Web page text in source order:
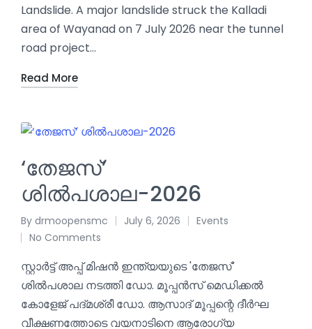
Landslide. A major landslide struck the Kalladi
area of Wayanad on 7 July 2026 near the tunnel
road project…
Read More
‘തേജസ്’
ശിൽപശാല-2026
By drmoopensmc July 6, 2026
Events
No Comments
സ്റ്റാർട്ട്‌ അപ്പ് മിഷൻ ഇന്ത്യയുടെ 'തേജസ്'
ശിൽപശാല നടത്തി ഡോ. മൂപ്പൻസ് മെഡിക്കൽ
കോളേജ് പദ്മശ്രീ ഡോ. ആസാദ് മൂപ്പന്റെ ദീർഘ
വീക്ഷണത്തോടെ വയനാടിനെ ആരോഗ്യ